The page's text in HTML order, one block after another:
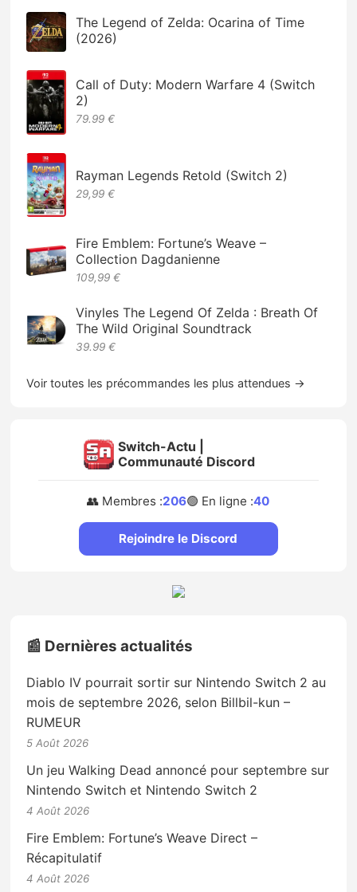
The Legend of Zelda: Ocarina of Time
(2026)
Call of Duty: Modern Warfare 4 (Switch
2)
79.99 €
Rayman Legends Retold (Switch 2)
29,99 €
Fire Emblem: Fortune’s Weave –
Collection Dagdanienne
109,99 €
Vinyles The Legend Of Zelda : Breath Of
The Wild Original Soundtrack
39.99 €
Voir toutes les précommandes les plus attendues →
Switch-Actu |
Communauté Discord
👥 Membres :206🟢 En ligne :40
Rejoindre le Discord
📰 Dernières actualités
Diablo IV pourrait sortir sur Nintendo Switch 2 au
mois de septembre 2026, selon Billbil-kun –
RUMEUR
5 Août 2026
Un jeu Walking Dead annoncé pour septembre sur
Nintendo Switch et Nintendo Switch 2
4 Août 2026
Fire Emblem: Fortune’s Weave Direct –
Récapitulatif
4 Août 2026